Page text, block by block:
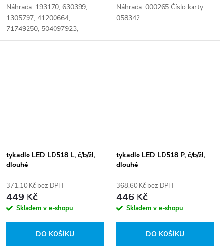
Náhrada: 193170, 630399,
1305797, 41200664,
71749250, 504097923,
504097924, 1356794080,
Náhrada: 000265 Číslo karty:
058342
tykadlo LED LD518 L, č/b/žl,
dlouhé
371,10 Kč bez DPH
449 Kč
Skladem v e-shopu
DO KOŠÍKU
tykadlo LED LD518 P, č/b/žl,
dlouhé
368,60 Kč bez DPH
446 Kč
Skladem v e-shopu
DO KOŠÍKU